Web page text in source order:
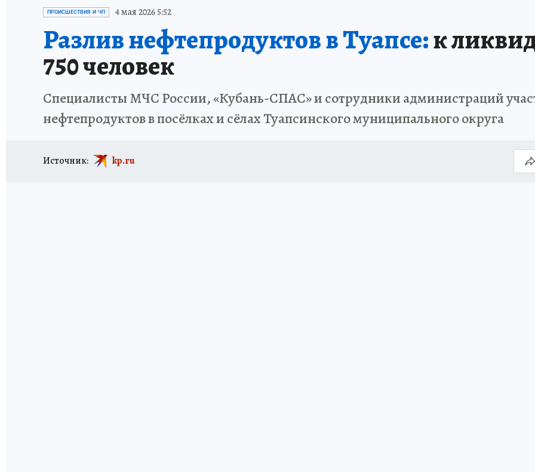
ИСПЫТАНО НА СЕБЕ
ПРОИСШЕСТВИЯ И ЧП 4 мая 2026 5:52
Разлив нефтепродуктов в Туапсе:к
750 человек
Специалисты МЧС России, «Кубань-СПАС» и сотрудники администраций
нефтепродуктов в посёлках и сёлах Туапсинского муниципального округа
Источник: kp.ru